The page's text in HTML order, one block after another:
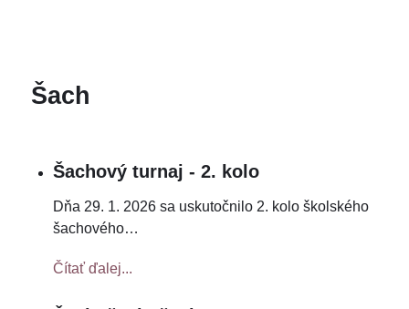
Šach
Šachový turnaj - 2. kolo
Dňa 29. 1. 2026 sa uskutočnilo 2. kolo školského
šachového…
Čítať ďalej...